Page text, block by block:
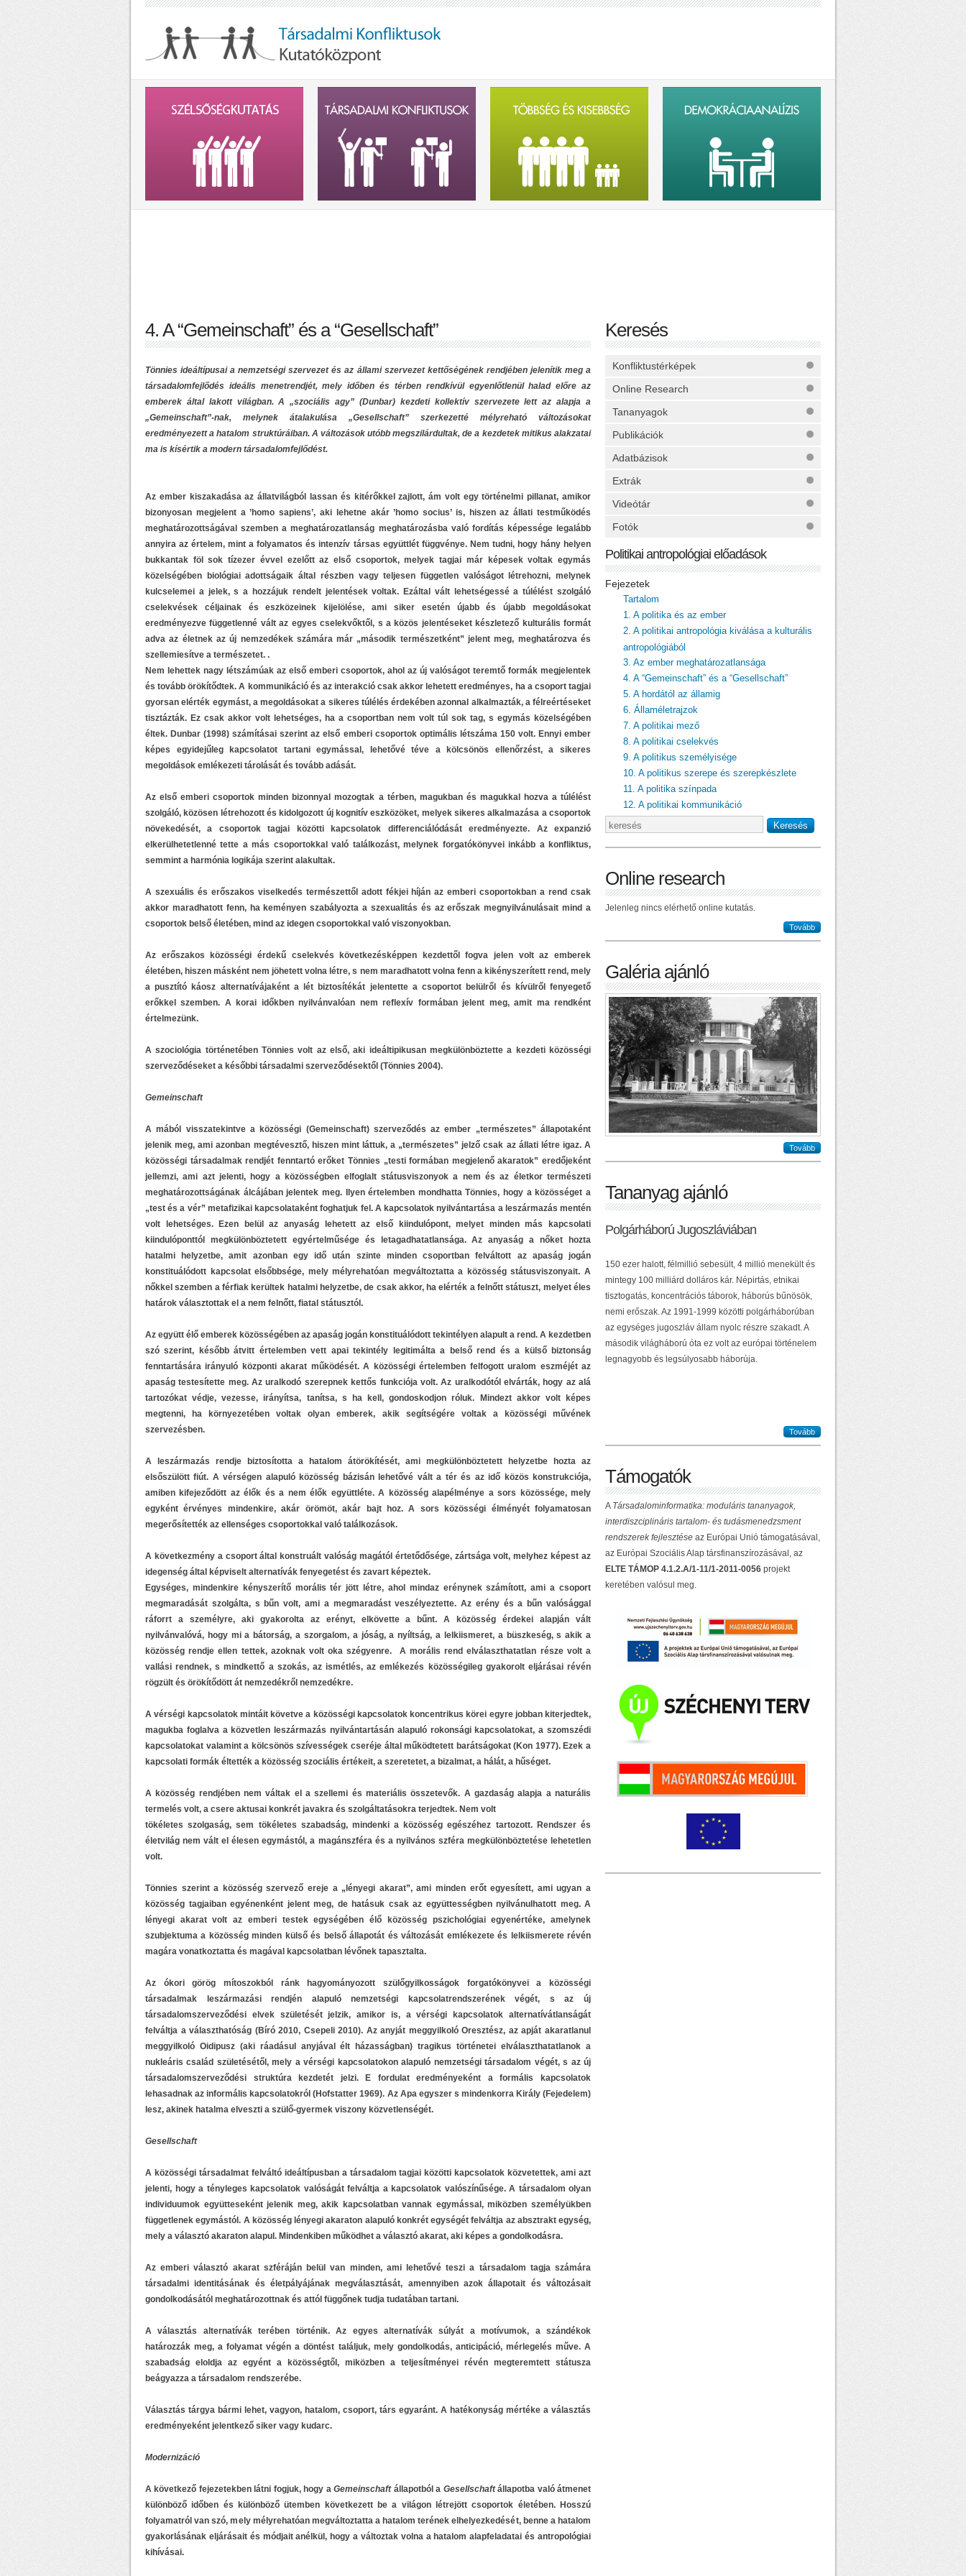
4. A “Gemeinschaft” és a “Gesellschaft”
Tönnies ideáltípusai a nemzetségi szervezet és az állami szervezet kettőségének rendjében jelenítik meg a
társadalomfejlődés ideális menetrendjét, mely időben és térben rendkívül egyenlőtlenül halad előre az
emberek által lakott világban. A „szociális agy” (Dunbar) kezdeti kollektív szervezete lett az alapja a
„Gemeinschaft”-nak, melynek átalakulása „Gesellschaft” szerkezetté mélyreható változásokat
eredményezett a hatalom struktúráiban. A változások utóbb megszilárdultak, de a kezdetek mitikus alakzatai
ma is kísértik a modern társadalomfejlődést.
Az ember kiszakadása az állatvilágból lassan és kitérőkkel zajlott, ám volt egy történelmi pillanat, amikor
bizonyosan megjelent a ’homo sapiens’, aki lehetne akár ’homo socius’ is, hiszen az állati testműködés
meghatározottságával szemben a meghatározatlanság meghatározásba való fordítás képessége legalább
annyira az értelem, mint a folyamatos és intenzív társas együttlét függvénye. Nem tudni, hogy hány helyen
bukkantak föl sok tízezer évvel ezelőtt az első csoportok, melyek tagjai már képesek voltak egymás
közelségében biológiai adottságaik által részben vagy teljesen független valóságot létrehozni, melynek
kulcselemei a jelek, s a hozzájuk rendelt jelentések voltak. Ezáltal vált lehetségessé a túlélést szolgáló
cselekvések céljainak és eszközeinek kijelölése, ami siker esetén újabb és újabb megoldásokat
eredményezve függetlenné vált az egyes cselekvőktől, s a közös jelentéseket készletező kulturális formát
adva az életnek az új nemzedékek számára már „második természetként” jelent meg, meghatározva és
szellemiesítve a természetet. .
Nem lehettek nagy létszámúak az első emberi csoportok, ahol az új valóságot teremtő formák megjelentek
és tovább örökítődtek. A kommunikáció és az interakció csak akkor lehetett eredményes, ha a csoport tagjai
gyorsan elérték egymást, a megoldásokat a sikeres túlélés érdekében azonnal alkalmazták, a félreértéseket
tisztázták. Ez csak akkor volt lehetséges, ha a csoportban nem volt túl sok tag, s egymás közelségében
éltek. Dunbar (1998) számításai szerint az első emberi csoportok optimális létszáma 150 volt. Ennyi ember
képes egyidejűleg kapcsolatot tartani egymással, lehetővé téve a kölcsönös ellenőrzést, a sikeres
megoldások emlékezeti tárolását és tovább adását.
Az első emberi csoportok minden bizonnyal mozogtak a térben, magukban és magukkal hozva a túlélést
szolgáló, közösen létrehozott és kidolgozott új kognitív eszközöket, melyek sikeres alkalmazása a csoportok
növekedését, a csoportok tagjai közötti kapcsolatok differenciálódását eredményezte. Az expanzió
elkerülhetetlenné tette a más csoportokkal való találkozást, melynek forgatókönyvei inkább a konfliktus,
semmint a harmónia logikája szerint alakultak.
A szexuális és erőszakos viselkedés természettől adott fékjei híján az emberi csoportokban a rend csak
akkor maradhatott fenn, ha keményen szabályozta a szexualitás és az erőszak megnyilvánulásait mind a
csoportok belső életében, mind az idegen csoportokkal való viszonyokban.
Az erőszakos közösségi érdekű cselekvés következésképpen kezdettől fogva jelen volt az emberek
életében, hiszen másként nem jöhetett volna létre, s nem maradhatott volna fenn a kikényszerített rend, mely
a pusztító káosz alternatívájaként a lét biztosítékát jelentette a csoportot belülről és kívülről fenyegető
erőkkel szemben. A korai időkben nyilvánvalóan nem reflexív formában jelent meg, amit ma rendként
értelmezünk.
A szociológia történetében Tönnies volt az első, aki ideáltipikusan megkülönböztette a kezdeti közösségi
szerveződéseket a későbbi társadalmi szerveződésektől (Tönnies 2004).
Gemeinschaft
A mából visszatekintve a közösségi (Gemeinschaft) szerveződés az ember „természetes” állapotaként
jelenik meg, ami azonban megtévesztő, hiszen mint láttuk, a „természetes” jelző csak az állati létre igaz. A
közösségi társadalmak rendjét fenntartó erőket Tönnies „testi formában megjelenő akaratok” eredőjeként
jellemzi, ami azt jelenti, hogy a közösségben elfoglalt státusviszonyok a nem és az életkor természeti
meghatározottságának álcájában jelentek meg. Ilyen értelemben mondhatta Tönnies, hogy a közösséget a
„test és a vér” metafizikai kapcsolataként foghatjuk fel. A kapcsolatok nyilvántartása a leszármazás mentén
volt lehetséges. Ezen belül az anyaság lehetett az első kiindulópont, melyet minden más kapcsolati
kiindulóponttól megkülönböztetett egyértelműsége és letagadhatatlansága. Az anyaság a nőket hozta
hatalmi helyzetbe, amit azonban egy idő után szinte minden csoportban felváltott az apaság jogán
konstituálódott kapcsolat elsőbbsége, mely mélyrehatóan megváltoztatta a közösség státusviszonyait. A
nőkkel szemben a férfiak kerültek hatalmi helyzetbe, de csak akkor, ha elérték a felnőtt státuszt, melyet éles
határok választottak el a nem felnőtt, fiatal státusztól.
Az együtt élő emberek közösségében az apaság jogán konstituálódott tekintélyen alapult a rend. A kezdetben
szó szerint, később átvitt értelemben vett apai tekintély legitimálta a belső rend és a külső biztonság
fenntartására irányuló központi akarat működését. A közösségi értelemben felfogott uralom eszméjét az
apaság testesítette meg. Az uralkodó szerepnek kettős funkciója volt. Az uralkodótól elvárták, hogy az alá
tartozókat védje, vezesse, irányítsa, tanítsa, s ha kell, gondoskodjon róluk. Mindezt akkor volt képes
megtenni, ha környezetében voltak olyan emberek, akik segítségére voltak a közösségi művének
szervezésben.
A leszármazás rendje biztosította a hatalom átörökítését, ami megkülönböztetett helyzetbe hozta az
elsőszülött fiút. A vérségen alapuló közösség bázisán lehetővé vált a tér és az idő közös konstrukciója,
amiben kifejeződött az élők és a nem élők együttléte. A közösség alapélménye a sors közössége, mely
egyként érvényes mindenkire, akár örömöt, akár bajt hoz. A sors közösségi élményét folyamatosan
megerősítették az ellenséges csoportokkal való találkozások.
A következmény a csoport által konstruált valóság magától értetődősége, zártsága volt, melyhez képest az
idegenség által képviselt alternatívák fenyegetést és zavart képeztek.
Egységes, mindenkire kényszerítő morális tér jött létre, ahol mindaz erénynek számított, ami a csoport
megmaradását szolgálta, s bűn volt, ami a megmaradást veszélyeztette. Az erény és a bűn valósággal
ráforrt a személyre, aki gyakorolta az erényt, elkövette a bűnt. A közösség érdekei alapján vált
nyilvánvalóvá, hogy mi a bátorság, a szorgalom, a jóság, a nyíltság, a lelkiismeret, a büszkeség, s akik a
közösség rendje ellen tettek, azoknak volt oka szégyenre. A morális rend elválaszthatatlan része volt a
vallási rendnek, s mindkettő a szokás, az ismétlés, az emlékezés közösségileg gyakorolt eljárásai révén
rögzült és örökítődött át nemzedékről nemzedékre.
A vérségi kapcsolatok mintáit követve a közösségi kapcsolatok koncentrikus körei egyre jobban kiterjedtek,
magukba foglalva a közvetlen leszármazás nyilvántartásán alapuló rokonsági kapcsolatokat, a szomszédi
kapcsolatokat valamint a kölcsönös szívességek cseréje által működtetett barátságokat (Kon 1977). Ezek a
kapcsolati formák éltették a közösség szociális értékeit, a szeretetet, a bizalmat, a hálát, a hűséget.
A közösség rendjében nem váltak el a szellemi és materiális összetevők. A gazdaság alapja a naturális
termelés volt, a csere aktusai konkrét javakra és szolgáltatásokra terjedtek. Nem volt
tökéletes szolgaság, sem tökéletes szabadság, mindenki a közösség egészéhez tartozott. Rendszer és
életvilág nem vált el élesen egymástól, a magánszféra és a nyilvános szféra megkülönböztetése lehetetlen
volt.
Tönnies szerint a közösség szervező ereje a „lényegi akarat”, ami minden erőt egyesített, ami ugyan a
közösség tagjaiban egyénenként jelent meg, de hatásuk csak az együttességben nyilvánulhatott meg. A
lényegi akarat volt az emberi testek egységében élő közösség pszichológiai egyenértéke, amelynek
szubjektuma a közösség minden külső és belső állapotát és változását emlékezete és lelkiismerete révén
magára vonatkoztatta és magával kapcsolatban lévőnek tapasztalta.
Az ókori görög mítoszokból ránk hagyományozott szülőgyilkosságok forgatókönyvei a közösségi
társadalmak leszármazási rendjén alapuló nemzetségi kapcsolatrendszerének végét, s az új
társadalomszerveződési elvek születését jelzik, amikor is, a vérségi kapcsolatok alternatívátlanságát
felváltja a választhatóság (Bíró 2010, Csepeli 2010). Az anyját meggyilkoló Oresztész, az apját akaratlanul
meggyilkoló Oidipusz (aki ráadásul anyjával élt házasságban) tragikus történetei elválaszthatatlanok a
nukleáris család születésétől, mely a vérségi kapcsolatokon alapuló nemzetségi társadalom végét, s az új
társadalomszerveződési struktúra kezdetét jelzi. E fordulat eredményeként a formális kapcsolatok
lehasadnak az informális kapcsolatokról (Hofstatter 1969). Az Apa egyszer s mindenkorra Király (Fejedelem)
lesz, akinek hatalma elveszti a szülő-gyermek viszony közvetlenségét.
Gesellschaft
A közösségi társadalmat felváltó ideáltípusban a társadalom tagjai közötti kapcsolatok közvetettek, ami azt
jelenti, hogy a tényleges kapcsolatok valóságát felváltja a kapcsolatok valószínűsége. A társadalom olyan
individuumok együtteseként jelenik meg, akik kapcsolatban vannak egymással, miközben személyükben
függetlenek egymástól. A közösség lényegi akaraton alapuló konkrét egységét felváltja az absztrakt egység,
mely a választó akaraton alapul. Mindenkiben működhet a választó akarat, aki képes a gondolkodásra.
Az emberi választó akarat szféráján belül van minden, ami lehetővé teszi a társadalom tagja számára
társadalmi identitásának és életpályájának megválasztását, amennyiben azok állapotait és változásait
gondolkodásától meghatározottnak és attól függőnek tudja tudatában tartani.
A választás alternatívák terében történik. Az egyes alternatívák súlyát a motívumok, a szándékok
határozzák meg, a folyamat végén a döntést találjuk, mely gondolkodás, anticipáció, mérlegelés műve. A
szabadság eloldja az egyént a közösségtől, miközben a teljesítményei révén megteremtett státusza
beágyazza a társadalom rendszerébe.
Választás tárgya bármi lehet, vagyon, hatalom, csoport, társ egyaránt. A hatékonyság mértéke a választás
eredményeként jelentkező siker vagy kudarc.
Modernizáció
A következő fejezetekben látni fogjuk, hogy aGemeinschaftállapotból a Gesellschaftállapotba való átmenet
különböző időben és különböző ütemben következett be a világon létrejött csoportok életében. Hosszú
folyamatról van szó, mely mélyrehatóan megváltoztatta a hatalom terének elhelyezkedését, benne a hatalom
gyakorlásának eljárásait és módjait anélkül, hogy a változtak volna a hatalom alapfeladatai és antropológiai
kihívásai.
Keresés
Konfliktustérképek
Online Research
Tananyagok
Publikációk
Adatbázisok
Extrák
Videótár
Fotók
Politikai antropológiai előadások
Fejezetek
Tartalom
1. A politika és az ember
2. A politikai antropológia kiválása a kulturális
antropológiából
3. Az ember meghatározatlansága
4. A “Gemeinschaft” és a “Gesellschaft”
5. A hordától az államig
6. Államéletrajzok
7. A politikai mező
8. A politikai cselekvés
9. A politikus személyisége
10. A politikus szerepe és szerepkészlete
11. A politika színpada
12. A politikai kommunikáció
Online research
Jelenleg nincs elérhető online kutatás.
Tovább
Galéria ajánló
Tovább
Tananyag ajánló
Polgárháború Jugoszláviában
150 ezer halott, félmillió sebesült, 4 millió menekült és
mintegy 100 milliárd dolláros kár. Népirtás, etnikai
tisztogatás, koncentrációs táborok, háborús bűnösök,
nemi erőszak. Az 1991-1999 közötti polgárháborúban
az egységes jugoszláv állam nyolc részre szakadt. A
második világháború óta ez volt az európai történelem
legnagyobb és legsúlyosabb háborúja.
Tovább
Támogatók
A Társadalominformatika: moduláris tananyagok,
interdiszciplináris tartalom- és tudásmenedzsment
rendszerek fejlesztése az Európai Unió támogatásával,
az Európai Szociális Alap társfinanszírozásával, az
ELTE TÁMOP 4.1.2.A/1-11/1-2011-0056 projekt
keretében valósul meg.